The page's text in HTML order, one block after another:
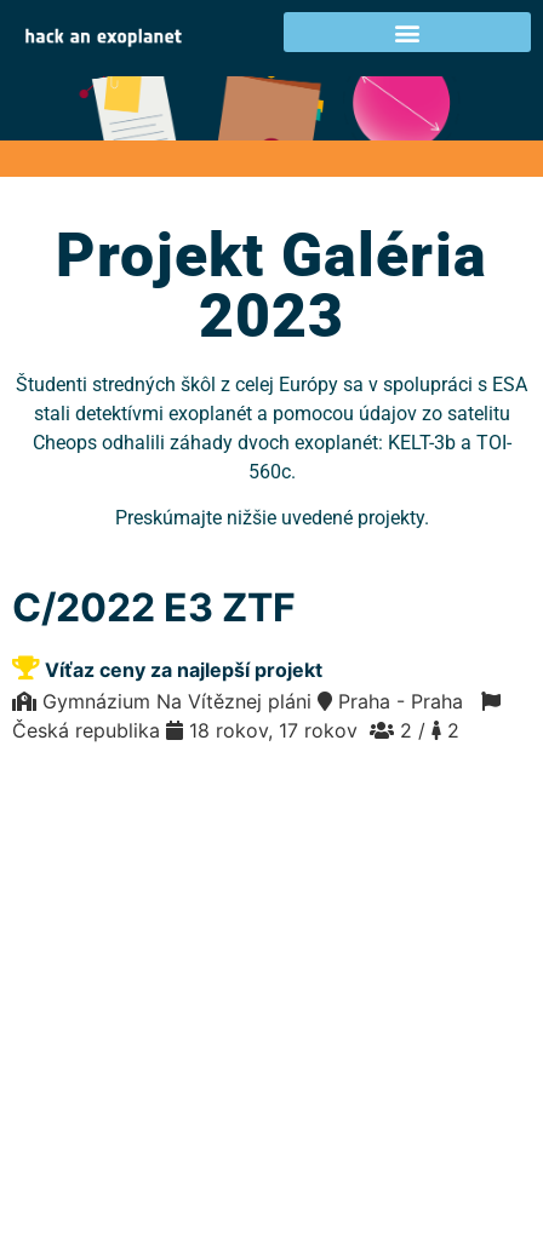
Projekt Galéria 2023
Projekt Galéria
2023
Študenti stredných škôl z celej Európy sa v spolupráci s ESA
stali detektívmi exoplanét a pomocou údajov zo satelitu
Cheops odhalili záhady dvoch exoplanét: KELT-3b a TOI-
560c.
Preskúmajte nižšie uvedené projekty.
C/2022 E3 ZTF
Víťaz ceny za najlepší projekt
Gymnázium Na Vítěznej pláni
Praha - Praha
Česká republika
18 rokov, 17 rokov 2 / 2